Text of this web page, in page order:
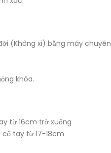
(Không xi) bằng máy chuyên
khóa.
từ 16cm trở xuống
cổ tay từ 17-18cm